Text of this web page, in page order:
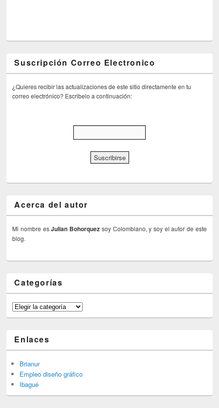
Suscripción Correo Electronico
¿Quieres recibir las actualizaciones de este sitio directamente en tu
correo electrónico? Escribelo a continuación:
Acerca del autor
Mi nombre esJulian Bohorquez soy Colombiano, y soy el autor de este
blog.
Categorías
Categorías
Enlaces
Brianur
Empleo diseño gráfico
Ibagué